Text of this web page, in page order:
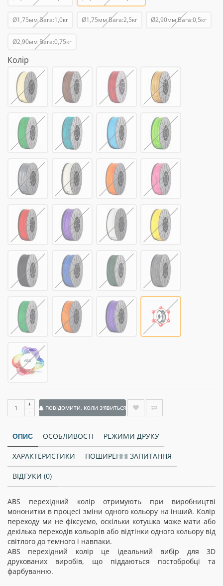
Ø1,75мм Вага:1,0кг Ø1,75мм Вага:2,5кг Ø2,90мм Вага:0,5кг
Ø2,90мм Вага:0,75кг
Колір
+
-
ПОВІДОМИТИ, КОЛИ З'ЯВИТЬСЯ
ОПИС ОСОБЛИВОСТІ РЕЖИМИ ДРУКУ
ХАРАКТЕРИСТИКИ ПОШИРЕННІ ЗАПИТАННЯ
ВІДГУКИ (0)
ABS перехідний колір отримують при виробництві
мононитки в процесі зміни одного кольору на інший. Колір
переходу ми не фіксуємо, оскільки котушка може мати або
декілька переходів кольорів або відтінки одного кольору від
світлого до темного і навпаки.
ABS перехідний колір це ідеальний вибір для 3D
друкованих виробів, що піддаються постобробці та
фарбуванню.